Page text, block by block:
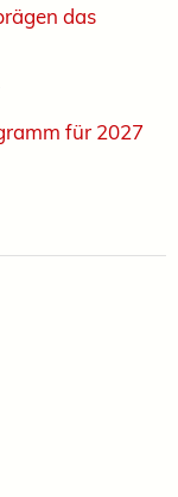
das
für 2027